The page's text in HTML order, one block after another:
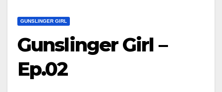
GUNSLINGER GIRL
Gunslinger Girl –
Ep.02